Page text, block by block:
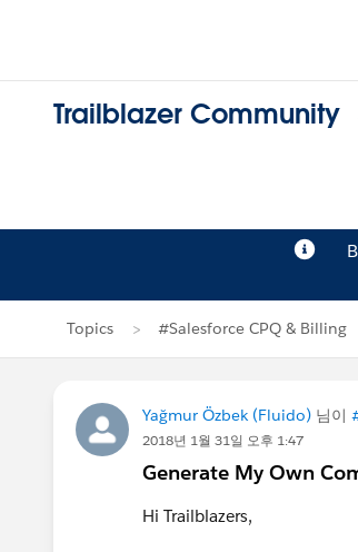
Trailblazer Community
Topics #Salesforce CPQ & Billing
Yağmur Özbek (Fluido) 님이
2018년 1월 31일 오후 1:47
Generate My Own
Hi Trailblazers,